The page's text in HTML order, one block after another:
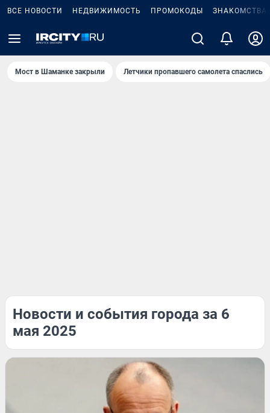
ВСЕ НОВОСТИ НЕДВИЖИМОСТЬ ПРОМОКОДЫ ЗНАКОМСТВА
Мост в Шаманке закрыли Летчики пропавшего самолета спаслись
Новости и события города за 6
мая 2025